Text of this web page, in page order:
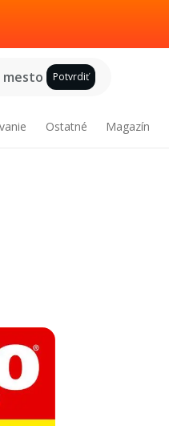
Potvrdiť
Ostatné Magazín